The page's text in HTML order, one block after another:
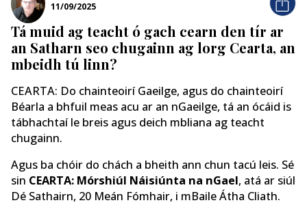
11/09/2025
Tá muid ag teacht ó gach cearn den tír ar
an Satharn seo chugainn ag lorg Cearta, an
mbeidh tú linn?
CEARTA: Do chainteoirí Gaeilge, agus do chainteoirí
Béarla a bhfuil meas acu ar an nGaeilge, tá an ócáid ​​is
tábhachtaí le breis agus deich mbliana ag teacht
chugainn.
Agus ba chóir do chách a bheith ann chun tacú leis. Sé
sin CEARTA: Mórshiúl Náisiúnta na nGael, atá ar siúl
Dé Sathairn, 20 Meán Fómhair, i mBaile Átha Cliath.